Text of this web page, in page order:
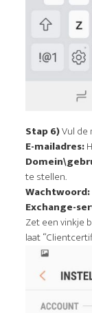
Stap 6)Vul de
E-mailadres:
te stellen.
Wachtwoord:
Exchange-
Zet een vinkje
laat